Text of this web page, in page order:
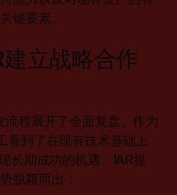
键要素。
立战略合作
程展开了全面复盘。作为
看到了在现有技术基础上
长期成功的机遇。IAR提
脱颖而出：